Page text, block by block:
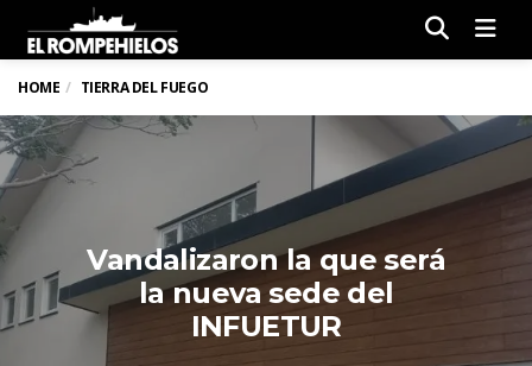
HOME TIERRA DEL FUEGO
Vandalizaron la que será
la nueva sede del
INFUETUR